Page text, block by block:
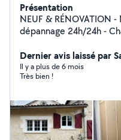
Présentation
NEUF & RÉNOVATION - Menuiserie INT / EXT - Serrurier
dépannage 24h/24h - Charpente/Couverture - Cloisons
Dernier avis laissé par
Il y a plus de 6 mois
Très bien !